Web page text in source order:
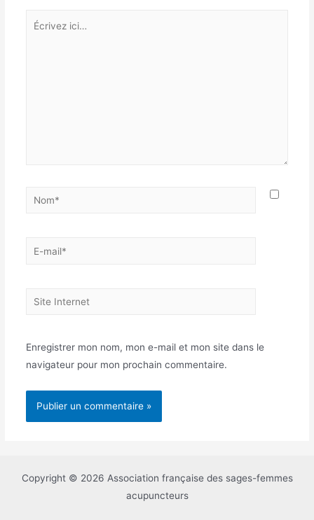
Écrivez
Nom*
E-
Site
Enregistrer mon nom, mon e-mail et mon site dans le
navigateur pour mon prochain commentaire.
Copyright © 2026 Association française des sages-femmes
acupuncteurs